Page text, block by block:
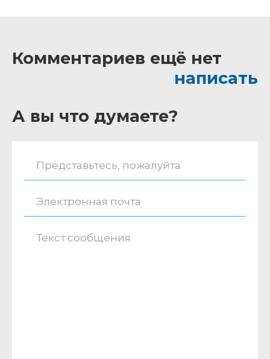
Комментариев ещё нет
написать
А вы что думаете?